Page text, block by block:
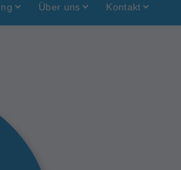
Über uns Kontakt